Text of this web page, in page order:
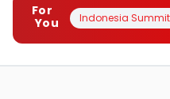
For
You
Indonesia